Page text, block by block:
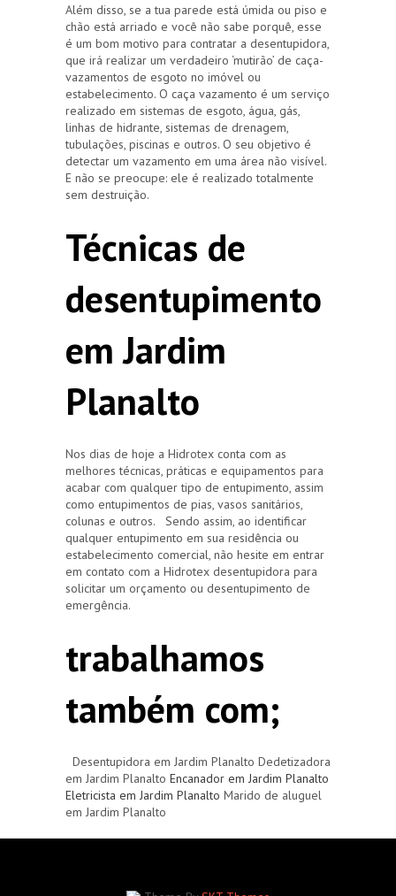
Além disso, se a tua parede está úmida ou piso e
chão está arriado e você não sabe porquê, esse
é um bom motivo para contratar a desentupidora,
que irá realizar um verdadeiro ‘mutirão’ de caça-
vazamentos de esgoto no imóvel ou
estabelecimento. O caça vazamento é um serviço
realizado em sistemas de esgoto, água, gás,
linhas de hidrante, sistemas de drenagem,
tubulações, piscinas e outros. O seu objetivo é
detectar um vazamento em uma área não visível.
E não se preocupe: ele é realizado totalmente
sem destruição.
Técnicas de
desentupimento
em Jardim
Planalto
Nos dias de hoje a Hidrotex conta com as
melhores técnicas, práticas e equipamentos para
acabar com qualquer tipo de entupimento, assim
como entupimentos de pias, vasos sanitários,
colunas e outros. Sendo assim, ao identificar
qualquer entupimento em sua residência ou
estabelecimento comercial, não hesite em entrar
em contato com a Hidrotex desentupidora para
solicitar um orçamento ou desentupimento de
emergência.
trabalhamos
também com;
Desentupidora em Jardim Planalto Dedetizadora
em Jardim Planalto Encanador em Jardim Planalto
Eletricista em Jardim Planalto Marido de aluguel
em Jardim Planalto